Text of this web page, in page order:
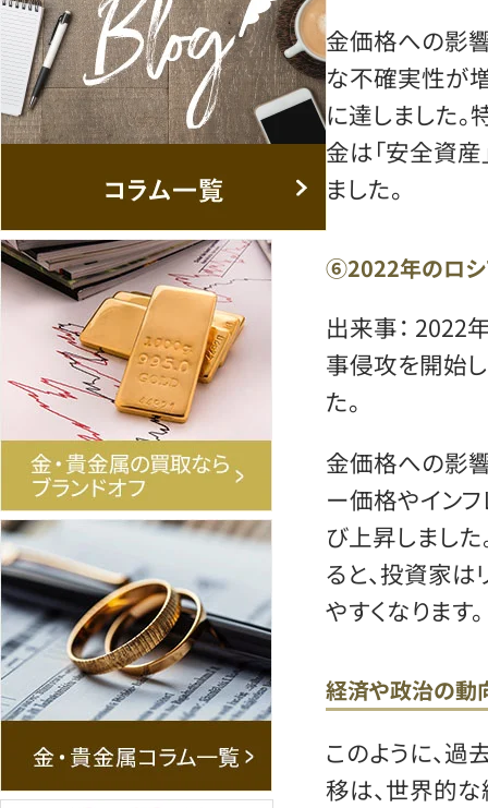
金価格への影
な不確実性が
に達しました。
金は「安全資
ました。
⑥2022年のロシ
出来事： 2022
事侵攻を開始
た。
金価格への影
ー価格やイン
び上昇しまし
ると、投資家
やすくなります。
経済や政治の動
このように、
移は、世界的